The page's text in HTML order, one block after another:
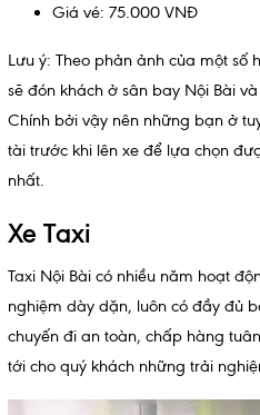
Giá vé: 75.000 VNĐ
Lưu ý: Theo phản ảnh của một số
sẽ đón khách ở sân bay Nội Bài
Chính bởi vậy nên những bạn ở
tài trước khi lên xe để lựa chọn
nhất.
Xe Taxi
Taxi Nội Bài có nhiều năm hoạt
nghiệm dày dặn, luôn có đầy đủ
chuyến đi an toàn, chấp hàng
tới cho quý khách những trải